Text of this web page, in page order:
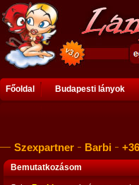
Főoldal Budapesti lányok
Szexpartner Barbi
Bemutatkozásom